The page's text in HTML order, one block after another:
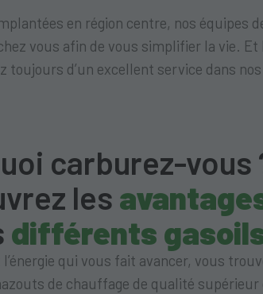
en région centre, nos équipes
vous afin de vous simplifier la vie. Et
toujours d’un excellent service dans nos
carburez-vous
les
différents
qui vous fait avancer, vous
de chauffage de qualité supérieur